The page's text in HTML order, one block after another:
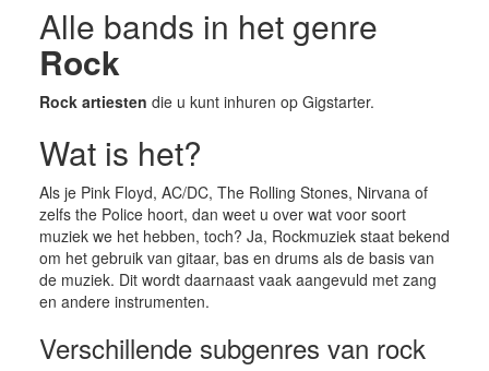
Alle bands in het genre
Rock
Rock artiesten die u kunt inhuren op Gigstarter.
Wat is het?
Als je Pink Floyd, AC/DC, The Rolling Stones, Nirvana of
zelfs the Police hoort, dan weet u over wat voor soort
muziek we het hebben, toch? Ja, Rockmuziek staat bekend
om het gebruik van gitaar, bas en drums als de basis van
de muziek. Dit wordt daarnaast vaak aangevuld met zang
en andere instrumenten.
Verschillende subgenres van rock